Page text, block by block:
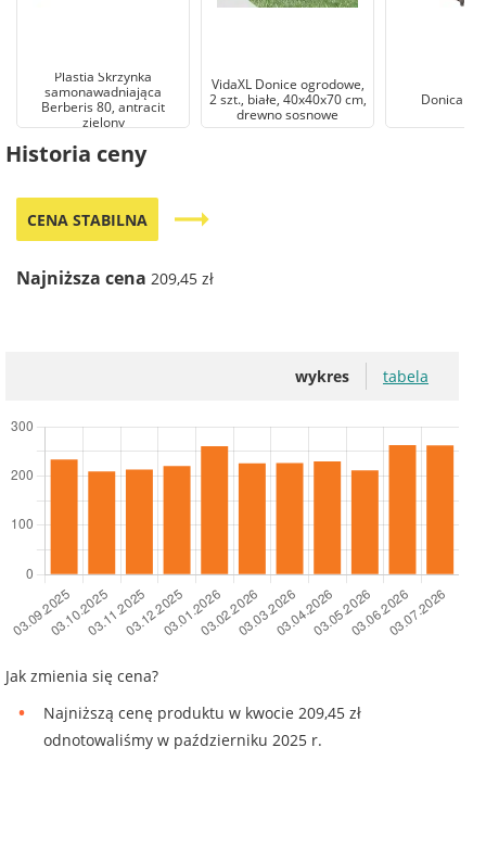
Plastia Skrzynka
samonawadniająca
Berberis 80, antracit
zielony
VidaXL Donice ogrodowe,
2 szt., białe, 40x40x70 cm,
drewno sosnowe
Donica z
Historia ceny
CENA STABILNA trending_flat
Najniższa cena 209,45 zł
wykres tabela
Jak zmienia się cena?
Najniższą cenę produktu w kwocie 209,45 zł
odnotowaliśmy w październiku 2025 r.